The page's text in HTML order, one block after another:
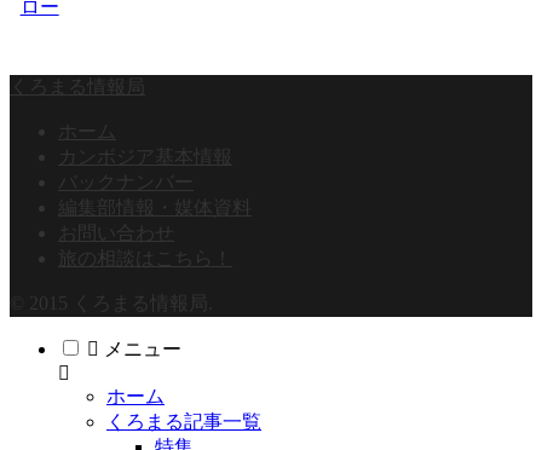
ロー
くろまる情報局
ホーム
カンボジア基本情報
バックナンバー
編集部情報・媒体資料
お問い合わせ
旅の相談はこちら！
© 2015 くろまる情報局.
メニュー
ホーム
くろまる記事一覧